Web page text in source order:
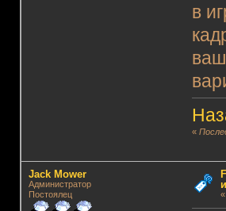
в
«
Jack Mower
Администратор
Постоялец
«